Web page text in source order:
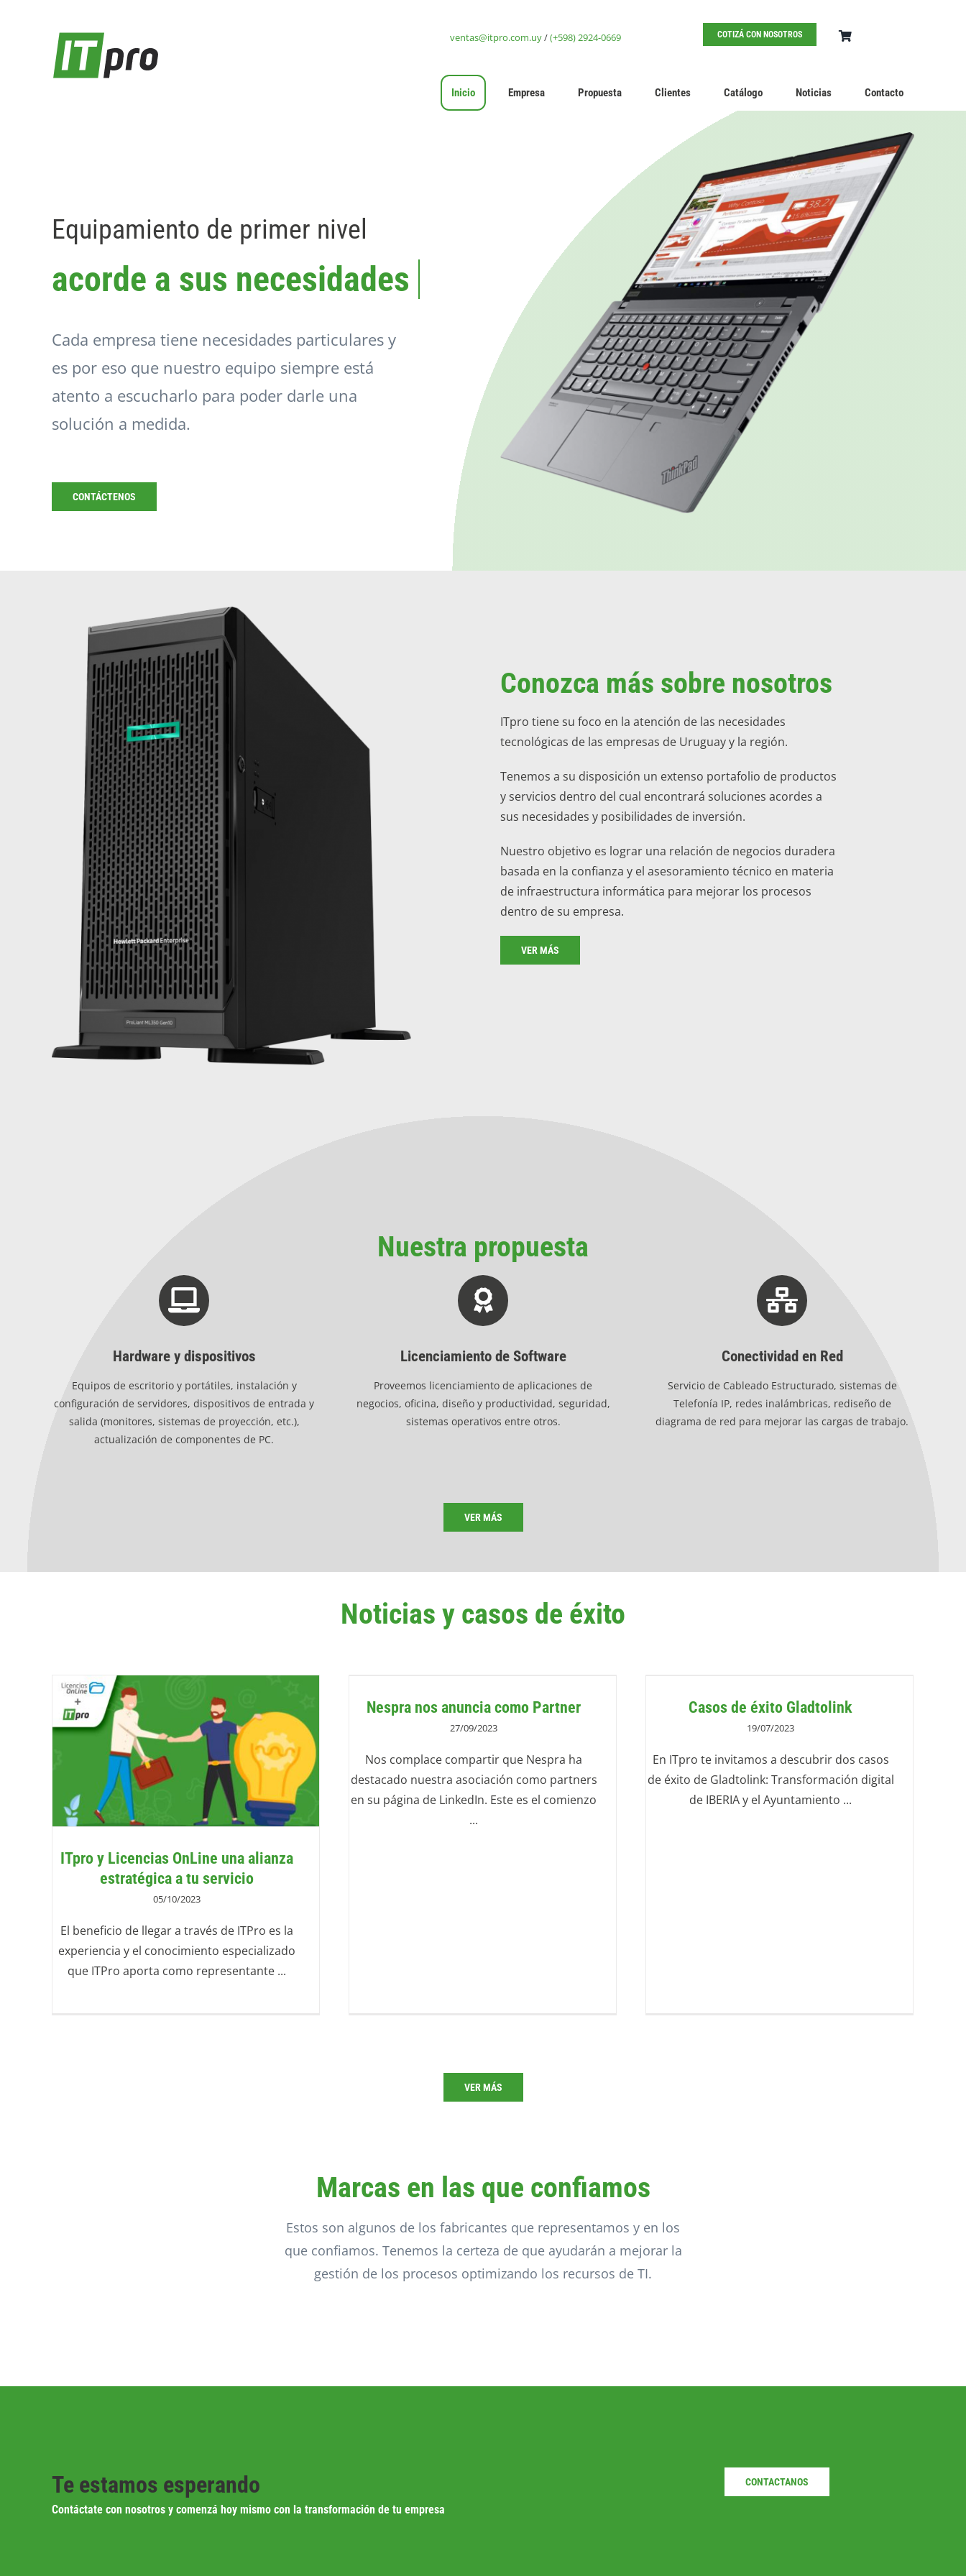
ventas@itpro.com.uy/(+598) 2924-0669 COTIZÁ CON NOSOTROS
Inicio Empresa Propuesta Clientes Catálogo Noticias Contacto
Equipamiento de primer nivel
Cada empresa tiene necesidades particulares y
es por eso que nuestro equipo siempre está
atento a escucharlo para poder darle una
solución a medida.
CONTÁCTENOS
Conozca más sobre nosotros
ITpro tiene su foco en la atención de las necesidades
tecnológicas de las empresas de Uruguay y la región.
Tenemos a su disposición un extenso portafolio de productos
y servicios dentro del cual encontrará soluciones acordes a
sus necesidades y posibilidades de inversión.
Nuestro objetivo es lograr una relación de negocios duradera
basada en la confianza y el asesoramiento técnico en materia
de infraestructura informática para mejorar los procesos
dentro de su empresa.
VER MÁS
Nuestra propuesta
Hardware y dispositivos
Equipos de escritorio y portátiles, instalación y
configuración de servidores, dispositivos de entrada y
salida (monitores, sistemas de proyección, etc.),
actualización de componentes de PC.
Licenciamiento de Software
Proveemos licenciamiento de aplicaciones de
negocios, oficina, diseño y productividad, seguridad,
sistemas operativos entre otros.
Conectividad en Red
Servicio de Cableado Estructurado, sistemas de
Telefonía IP, redes inalámbricas, rediseño de
diagrama de red para mejorar las cargas de trabajo.
VER MÁS
Noticias y casos de éxito
ITpro y Licencias OnLine una alianza
estratégica a tu servicio
05/10/2023
El beneficio de llegar a través de ITPro es la
experiencia y el conocimiento especializado
que ITPro aporta como representante ...
Nespra nos anuncia como Partner
27/09/2023
Nos complace compartir que Nespra ha
destacado nuestra asociación como partners
en su página de LinkedIn. Este es el comienzo
...
Casos de éxito Gladtolink
19/07/2023
En ITpro te invitamos a descubrir dos casos
de éxito de Gladtolink: Transformación digital
de IBERIA y el Ayuntamiento ...
VER MÁS
Marcas en las que confiamos
Estos son algunos de los fabricantes que representamos y en los
que confiamos. Tenemos la certeza de que ayudarán a mejorar la
gestión de los procesos optimizando los recursos de TI.
Te estamos esperando
Contáctate con nosotros y comenzá hoy mismo con la transformación de tu empresa
CONTACTANOS